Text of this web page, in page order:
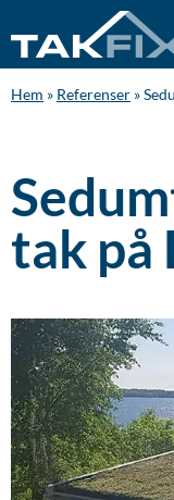
Hem » Referenser »
tak på